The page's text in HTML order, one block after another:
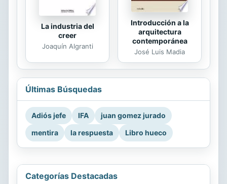
La industria del
creer
Joaquín Algranti
Introducción a la
arquitectura
contemporánea
José Luis Madia
Últimas Búsquedas
Adiós jefe IFA
juan gomez jurado
mentira
la respuesta Libro hueco
Categorías Destacadas